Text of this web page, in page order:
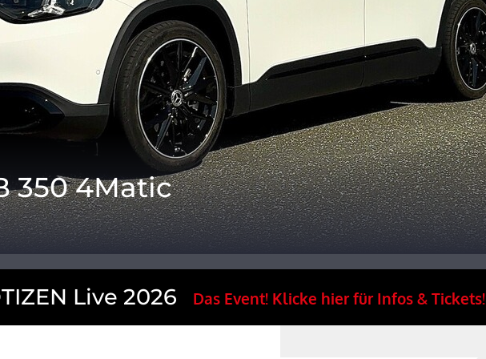
350 4Matic
Live 2026 Das Event! Klicke hier für Infos & Tickets!